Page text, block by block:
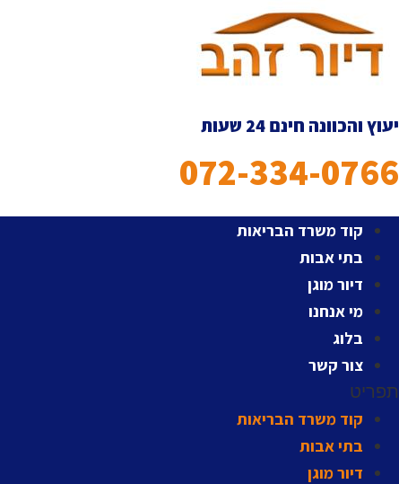
לתוכן
יעוץ והכוונה חינם 24 שעות
072-334-0766
קוד משרד הבריאות
בתי אבות
דיור מוגן
מי אנחנו
בלוג
צור קשר
תפריט
קוד משרד הבריאות
בתי אבות
דיור מוגן